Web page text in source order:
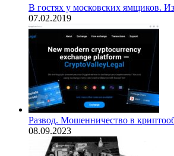
В гостях у московских ямщиков.
07.02.2019
Развод. Мошенничество в
08.09.2023